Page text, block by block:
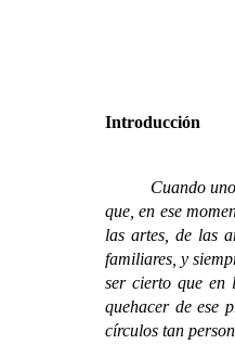
Introducción
Cuando uno
que, en ese
las artes, de las
familiares, y
ser cierto que en
quehacer de ese
círculos tan